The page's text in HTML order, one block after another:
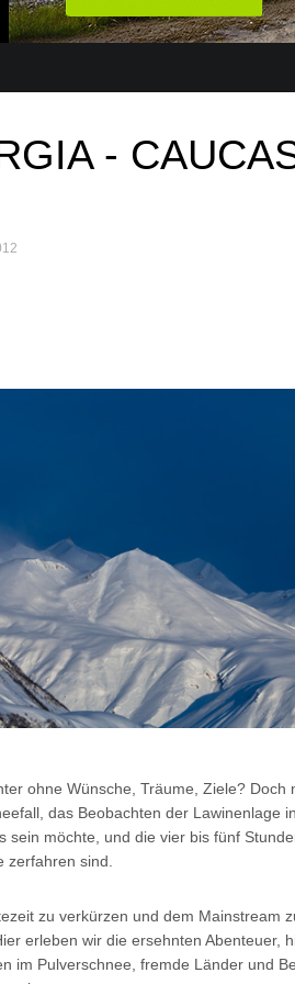
-
ohne Wünsche, Träume, Ziele? Doch
das Beobachten der Lawinenlage
sein möchte, und die vier bis fünf
zerfahren sind.
zu verkürzen und dem Mainstream
erleben wir die ersehnten Abenteuer,
im Pulverschnee, fremde Länder und